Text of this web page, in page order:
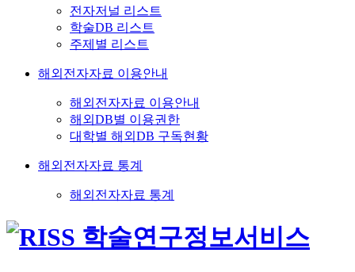
전자저널 리스트
학술DB 리스트
주제별 리스트
해외전자자료 이용안내
해외전자자료 이용안내
해외DB별 이용권한
대학별 해외DB 구독현황
해외전자자료 통계
해외전자자료 통계